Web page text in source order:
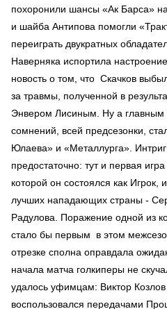
похоронили шансы «Ак Барса»
и шайба Антипова помогли
переиграть двукратных
Наверняка испортила
новость о том, что Скачков
за травмы, полученной в
Энвером Лисиным. Ну а главным
сомнений, всей предсезонки,
Юлаева» и «Металлурга».
предостаточно: тут и первая
которой он состоялся как Игрок,
лучших нападающих страны -
Радулова. Поражение одной из
стало бы первым в этом
отрезке сполна оправдала
начала матча голкиперы не
удалось уфимцам: Виктор
воспользовался передачами